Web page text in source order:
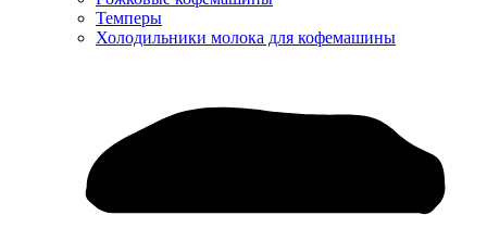
Темперы
Холодильники молока для кофемашины